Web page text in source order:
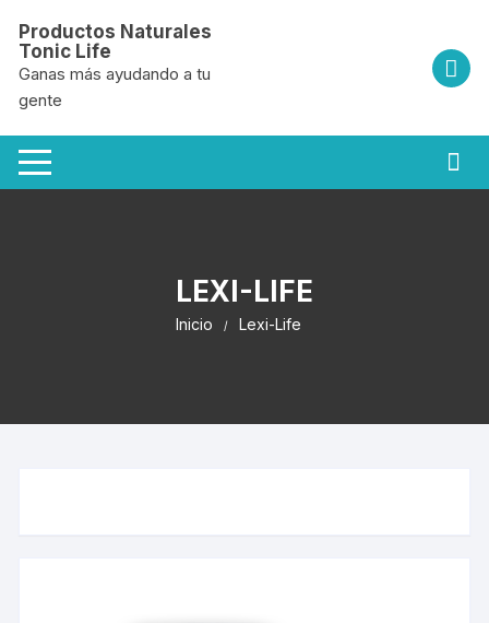
contenido
Productos Naturales
Tonic Life
Ganas más ayudando a tu
gente
LEXI-LIFE
Inicio Lexi-Life